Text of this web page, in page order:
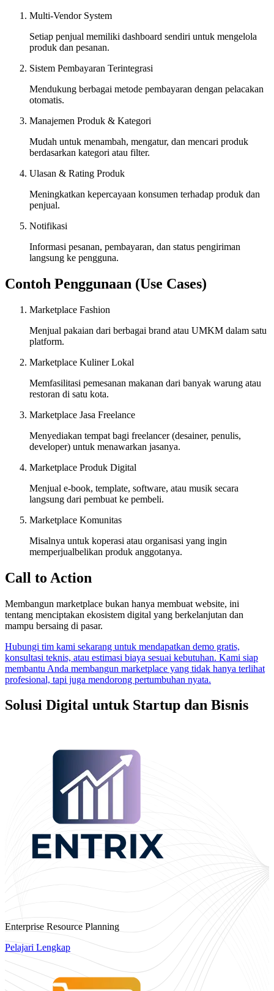
Multi-Vendor System
Setiap penjual memiliki dashboard sendiri untuk mengelola
produk dan pesanan.
Sistem Pembayaran Terintegrasi
Mendukung berbagai metode pembayaran dengan pelacakan
otomatis.
Manajemen Produk & Kategori
Mudah untuk menambah, mengatur, dan mencari produk
berdasarkan kategori atau filter.
Ulasan & Rating Produk
Meningkatkan kepercayaan konsumen terhadap produk dan
penjual.
Notifikasi
Informasi pesanan, pembayaran, dan status pengiriman
langsung ke pengguna.
Contoh Penggunaan (Use Cases)
Marketplace Fashion
Menjual pakaian dari berbagai brand atau UMKM dalam satu
platform.
Marketplace Kuliner Lokal
Memfasilitasi pemesanan makanan dari banyak warung atau
restoran di satu kota.
Marketplace Jasa Freelance
Menyediakan tempat bagi freelancer (desainer, penulis,
developer) untuk menawarkan jasanya.
Marketplace Produk Digital
Menjual e-book, template, software, atau musik secara
langsung dari pembuat ke pembeli.
Marketplace Komunitas
Misalnya untuk koperasi atau organisasi yang ingin
memperjualbelikan produk anggotanya.
Call to Action
Membangun marketplace bukan hanya membuat website, ini
tentang menciptakan ekosistem digital yang berkelanjutan dan
mampu bersaing di pasar.
Hubungi tim kami sekarang untuk mendapatkan demo gratis,
konsultasi teknis, atau estimasi biaya sesuai kebutuhan. Kami siap
membantu Anda membangun marketplace yang tidak hanya terlihat
profesional, tapi juga mendorong pertumbuhan nyata.
Solusi Digital untuk Startup dan Bisnis
Enterprise Resource Planning
Pelajari Lengkap